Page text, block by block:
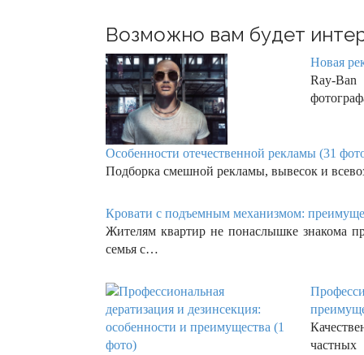
Возможно вам будет
Новая
Ray-
Особенности отечественной рекламы (31
Подборка смешной рекламы, вывесок и
Кровати с подъемным механизмом:
Жителям квартир не понаслышке знакома
семья с…
частных